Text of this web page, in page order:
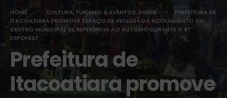
HOME CULTURA, TURISMO & EVENTOS, SAÚDE
PREFEITURA DE
ITACOATIARA PROMOVE ESPAÇO DE INCLUSÃO E ACOLHIMENTO DO
CENTRO MUNICIPAL DE REFERÊNCIA AO AUTISMO DURANTE A 4ª
EXPOFEST
Prefeitura de
Itacoatiara promove